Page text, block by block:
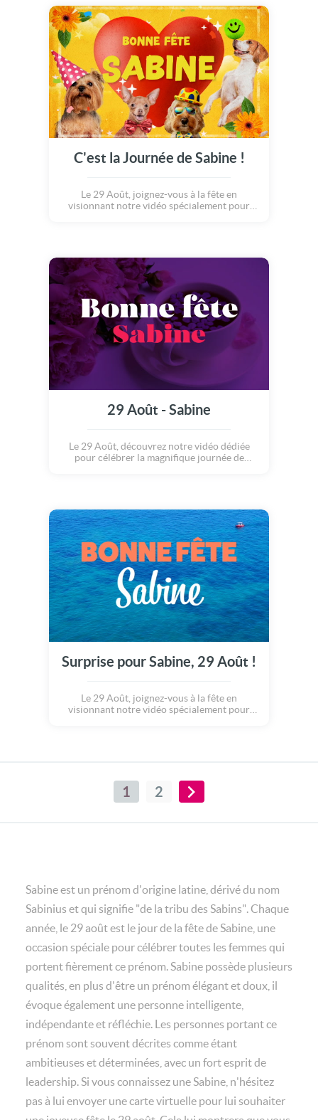
C'est la Journée de Sabine !
Le 29 Août, joignez-vous à la fête en
visionnant notre vidéo spécialement pour
29 Août - Sabine
Le 29 Août, découvrez notre vidéo dédiée
pour célébrer la magnifique journée de
Surprise pour Sabine, 29 Août !
Le 29 Août, joignez-vous à la fête en
visionnant notre vidéo spécialement pour
1 2
Sabine est un prénom d'origine latine, dérivé du nom
Sabinius et qui signifie "de la tribu des Sabins". Chaque
année, le 29 août est le jour de la fête de Sabine, une
occasion spéciale pour célébrer toutes les femmes qui
portent fièrement ce prénom. Sabine possède plusieurs
qualités, en plus d'être un prénom élégant et doux, il
évoque également une personne intelligente,
indépendante et réfléchie. Les personnes portant ce
prénom sont souvent décrites comme étant
ambitieuses et déterminées, avec un fort esprit de
leadership. Si vous connaissez une Sabine, n'hésitez
pas à lui envoyer une carte virtuelle pour lui souhaiter